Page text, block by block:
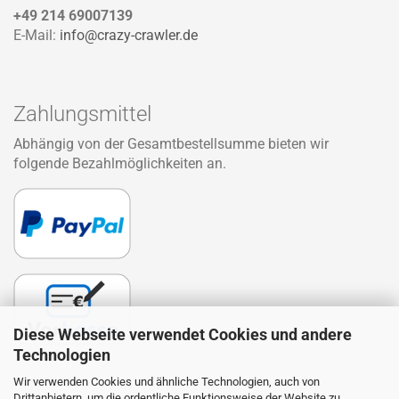
Diese Webseite verwendet Cookies und andere
Technologien
Wir verwenden Cookies und ähnliche Technologien, auch von
+49 214 69007139
E-Mail: info@crazy-crawler.de
Zahlungsmittel
Abhängig von der Gesamtbestellsumme bieten wir
folgende Bezahlmöglichkeiten an.